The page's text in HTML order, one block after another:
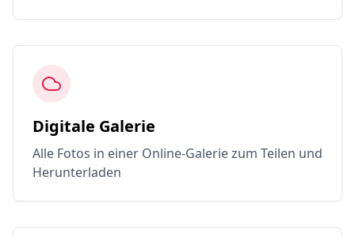
Digitale Galerie
Alle Fotos in einer Online-Galerie zum Teilen und
Herunterladen